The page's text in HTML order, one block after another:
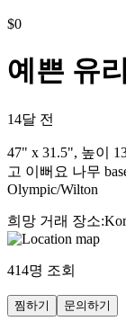
$0
예쁜 유
14달 전
47" x 31.5", 높이
고 이뻐요 나무
Olympic/Wilton
희망 거래 장소:
414명 조회
찜하기 문의하기